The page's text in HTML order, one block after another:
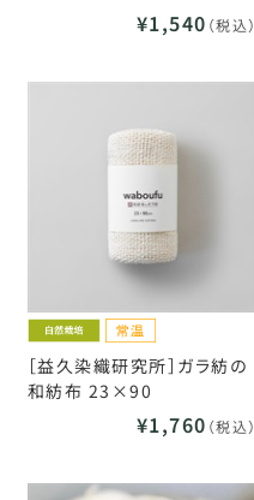
¥1,540 （税込）
［益久染織研究所］ガラ紡の
和紡布 23×90
¥1,760 （税込）